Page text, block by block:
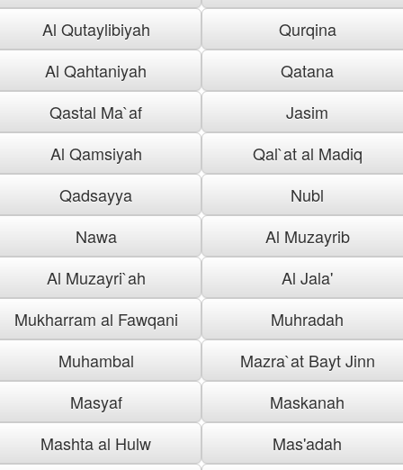
Al Qutaylibiyah
Qurqina
Al Qahtaniyah
Qatana
Qastal Ma`af
Jasim
Al Qamsiyah
Qal`at al Madiq
Qadsayya
Nubl
Nawa
Al Muzayrib
Al Muzayri`ah
Al Jala'
Mukharram al Fawqani
Muhradah
Muhambal
Mazra`at Bayt Jinn
Masyaf
Maskanah
Mashta al Hulw
Mas'adah